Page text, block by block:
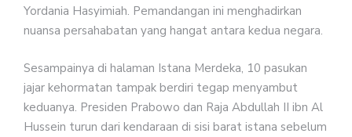
Yordania Hasyimiah. Pemandangan ini menghadirkan
nuansa persahabatan yang hangat antara kedua negara.
Sesampainya di halaman Istana Merdeka, 10 pasukan
jajar kehormatan tampak berdiri tegap menyambut
keduanya. Presiden Prabowo dan Raja Abdullah II ibn Al
Hussein turun dari kendaraan di sisi barat istana sebelum